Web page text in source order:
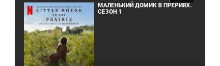
МАЛЕНЬКИЙ ДОМИК В ПРЕРИЯХ.
СЕЗОН 1